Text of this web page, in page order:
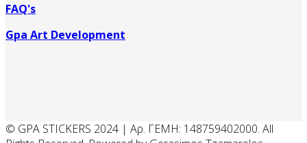
FAQ's
Gpa Art Development
© GPA STICKERS 2024 | Αρ. ΓΕΜΗ: 148759402000. All